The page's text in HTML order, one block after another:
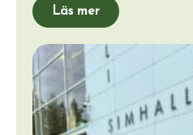
Läs mer